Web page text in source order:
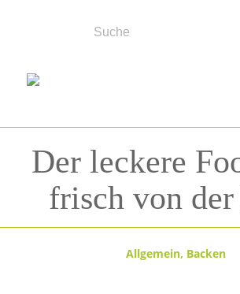
Der leckere
frisch von
Allgemein, Backen